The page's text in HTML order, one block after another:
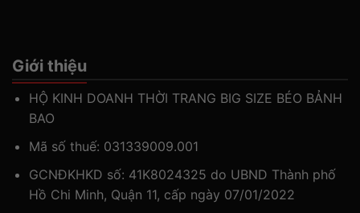
Giới thiệu
HỘ KINH DOANH THỜI TRANG BIG SIZE BÉO BẢNH
BAO
Mã số thuế: 031339009.001
GCNĐKHKD số: 41K8024325 do UBND Thành phố
Hồ Chi Minh, Quận 11, cấp ngày 07/01/2022